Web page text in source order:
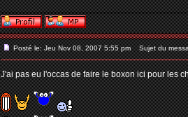
Posté le: Jeu Nov 08, 2007 5:55 pm Sujet du
J'ai pas eu l'occas de faire le boxon ici pour les